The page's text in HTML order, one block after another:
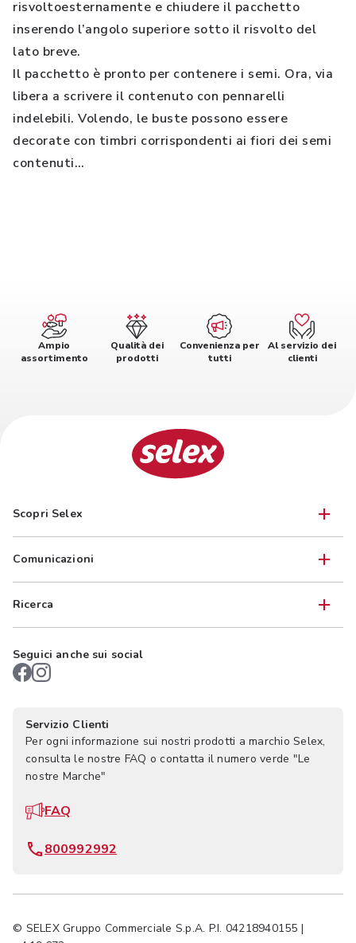
risvoltoesternamente e chiudere il pacchetto
inserendo l’angolo superiore sotto il risvolto del
lato breve.
Il pacchetto è pronto per contenere i semi. Ora, via
libera a scrivere il contenuto con pennarelli
indelebili. Volendo, le buste possono essere
decorate con timbri corrispondenti ai fiori dei semi
contenuti…
Ampio
assortimento
Qualità dei
prodotti
Convenienza per
tutti
Al servizio dei
clienti
Scopri Selex
Comunicazioni
Ricerca
Seguici anche sui social
Servizio Clienti
Per ogni informazione sui nostri prodotti a marchio Selex,
consulta le nostre FAQ o contatta il numero verde "Le
nostre Marche"
FAQ
800992992
© SELEX Gruppo Commerciale S.p.A. P.I. 04218940155 |